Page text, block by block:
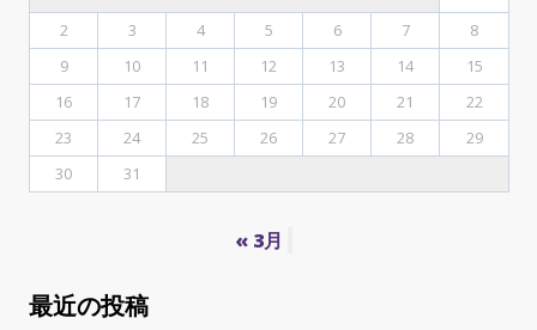
2
3 4 5 6 7
8
9
10 11 12 13 14
15
16
17 18 19 20 21
22
23
24 25 26 27 28
29
30
31
« 3月
最近の投稿